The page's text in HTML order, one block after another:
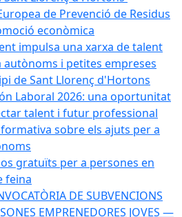
de Prevenció de Residus
econòmica
impulsa una xarxa de talent
autònoms i petites empreses
de Sant Llorenç d'Hortons
Laboral 2026: una oportunitat
talent i futur professional
sobre els ajuts per a
gratuïts per a persones en
feina
DE SUBVENCIONS
EMPRENEDORES JOVES —